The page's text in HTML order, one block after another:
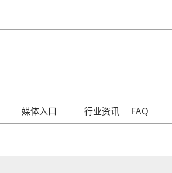
媒体入口
行业资讯 FAQ